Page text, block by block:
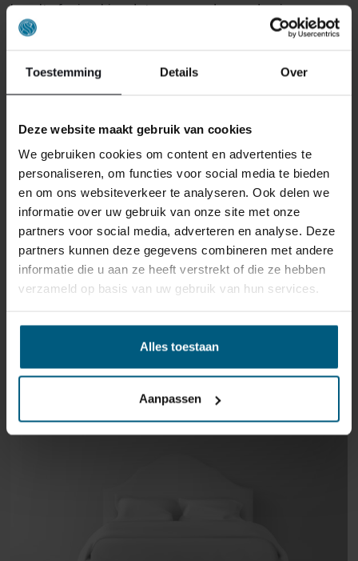
Toestemming Details Over
Deze website maakt gebruik van cookies
We gebruiken cookies om content en advertenties te
personaliseren, om functies voor social media te bieden
en om ons websiteverkeer te analyseren. Ook delen we
informatie over uw gebruik van onze site met onze
partners voor social media, adverteren en analyse. Deze
partners kunnen deze gegevens combineren met andere
informatie die u aan ze heeft verstrekt of die ze hebben
verzameld op basis van uw gebruik van hun services.
Alles toestaan
Aanpassen
bevalt of misschien dat er een andere reden is waarom
u de bestelling toch niet zou willen hebben. Wat de
dagen na ontvangst zonder opgave van reden te
Mocht het product beschadigd zijn of is de verpakking
waardevermindering van het product aan u
doorberekenen.
GERELATEERDE PRODUCTEN